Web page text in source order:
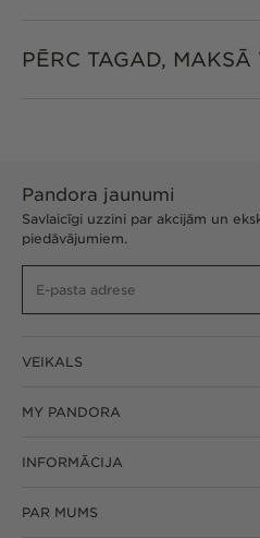
PĒRC TAGAD, MAKSĀ
Pandora jaunumi
Savlaicīgi uzzini par akcijām un
piedāvājumiem.
VEIKALS
MY PANDORA
INFORMĀCIJA
PAR MUMS